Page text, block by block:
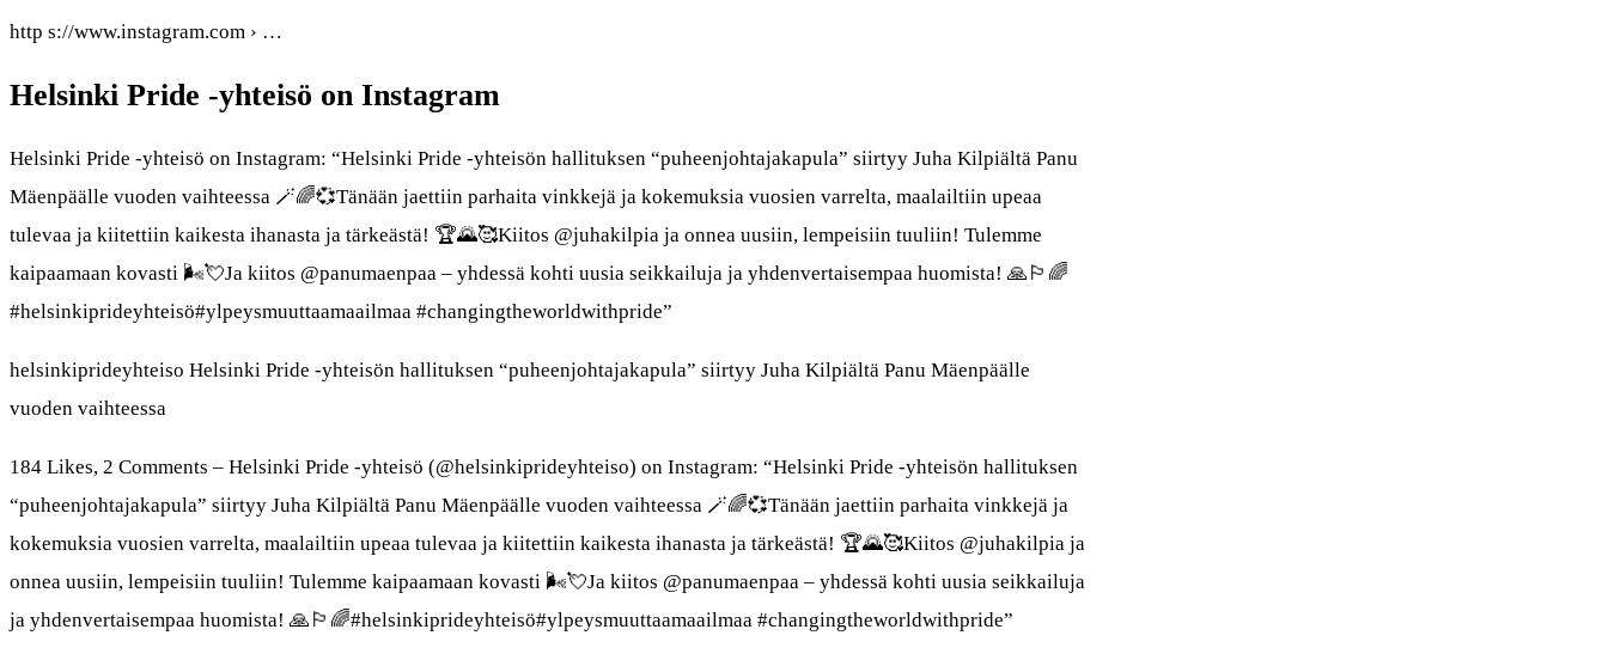
http s://www.instagram.com › …
Helsinki Pride -yhteisö on Instagram
Helsinki Pride -yhteisö on Instagram: “Helsinki Pride -yhteisön hallituksen “puheenjohtajakapula” siirtyy Juha Kilpiältä Panu
Mäenpäälle vuoden vaihteessa 🪄🌈💞Tänään jaettiin parhaita vinkkejä ja kokemuksia vuosien varrelta, maalailtiin upeaa
tulevaa ja kiitettiin kaikesta ihanasta ja tärkeästä! 🏆🌄🥰Kiitos @juhakilpia ja onnea uusiin, lempeisiin tuuliin! Tulemme
kaipaamaan kovasti 🌬💘Ja kiitos @panumaenpaa – yhdessä kohti uusia seikkailuja ja yhdenvertaisempaa huomista! 🙏🏳️‍🌈
#helsinkiprideyhteisö#ylpeysmuuttaamaailmaa #changingtheworldwithpride”
helsinkiprideyhteiso Helsinki Pride -yhteisön hallituksen “puheenjohtajakapula” siirtyy Juha Kilpiältä Panu Mäenpäälle
vuoden vaihteessa
184 Likes, 2 Comments – Helsinki Pride -yhteisö (@helsinkiprideyhteiso) on Instagram: “Helsinki Pride -yhteisön hallituksen
“puheenjohtajakapula” siirtyy Juha Kilpiältä Panu Mäenpäälle vuoden vaihteessa 🪄🌈💞Tänään jaettiin parhaita vinkkejä ja
kokemuksia vuosien varrelta, maalailtiin upeaa tulevaa ja kiitettiin kaikesta ihanasta ja tärkeästä! 🏆🌄🥰Kiitos @juhakilpia ja
onnea uusiin, lempeisiin tuuliin! Tulemme kaipaamaan kovasti 🌬💘Ja kiitos @panumaenpaa – yhdessä kohti uusia seikkailuja
ja yhdenvertaisempaa huomista! 🙏🏳️‍🌈#helsinkiprideyhteisö#ylpeysmuuttaamaailmaa #changingtheworldwithpride”